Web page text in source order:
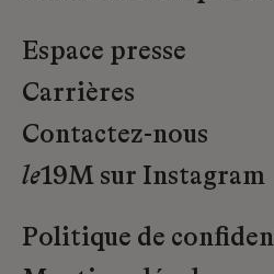
Espace presse
Carrières
Contactez-nous
le19M sur Instagram
Politique de